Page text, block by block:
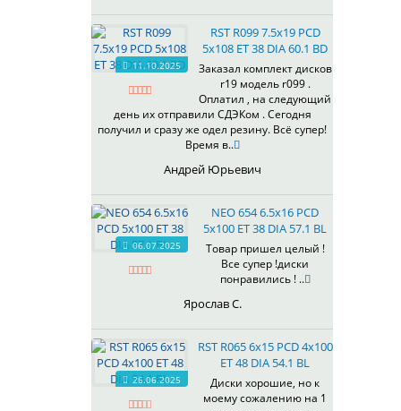
438
503
505
508
511
528
529
530
531
535
536
537
538
11.10.2025
RST R099 7.5x19 PCD
5x108 ET 38 DIA 60.1 BD
Заказал комплект дисков
r19 модель r099 .
Оплатил , на следующий
день их отправили СДЭКом . Сегодня
получил и сразу же одел резину. Всё супер!
Время в..
Андрей Юрьевич
06.07.2025
NEO 654 6.5x16 PCD
5x100 ET 38 DIA 57.1 BL
Товар пришел целый !
Все супер !диски
понравились ! ..
Ярослав С.
26.06.2025
RST R065 6x15 PCD 4x100
ET 48 DIA 54.1 BL
Диски хорошие, но к
моему сожалению на 1